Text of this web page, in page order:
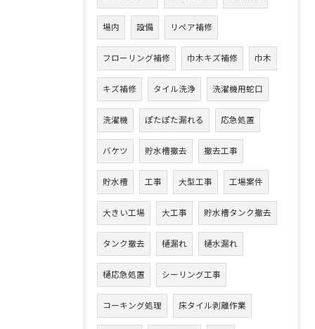
場内 設備 リペア補修
フローリング補修 巾木キズ補修 巾木
キズ補修 タイル洗浄 洗濯機用蛇口
洗濯機 ぽたぽた漏れる 応急処置
バケツ 貯水槽撤去 撤去工事
貯水槽 工事 大型工事 工場案件
大きい工場 大工事 貯水槽タンク撤去
タンク撤去 樋漏れ 樋水漏れ
樋応急処置 シーリング工事
コーキング処理 床タイル剥離作業